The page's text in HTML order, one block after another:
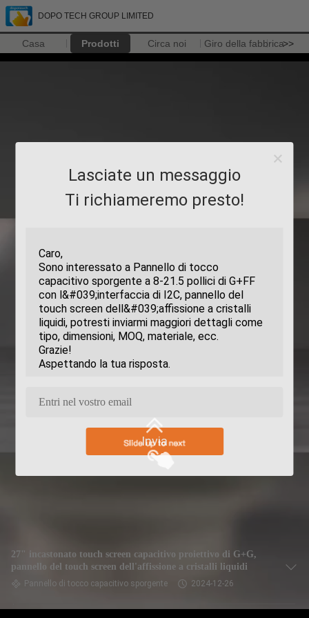
DOPO TECH GROUP LIMITED
Casa Prodotti Circa noi Giro della fabbrica>>
Lasciate un messaggio
Ti richiameremo presto!
Invia
27" incastonato touch screen capacitivo proiettivo di G+G,
pannello del touch screen dell'affissione a cristalli liquidi
Pannello di tocco capacitivo sporgente 2024-12-26